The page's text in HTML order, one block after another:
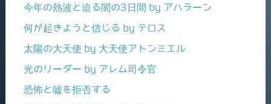
今年の熱波と迫る闇の3日間 by アハラーン
何が起きようと信じる by テロス
太陽の大天使 by 大天使アトンミエル
光のリーダー by アレム司令官
恐怖と嘘を拒否する